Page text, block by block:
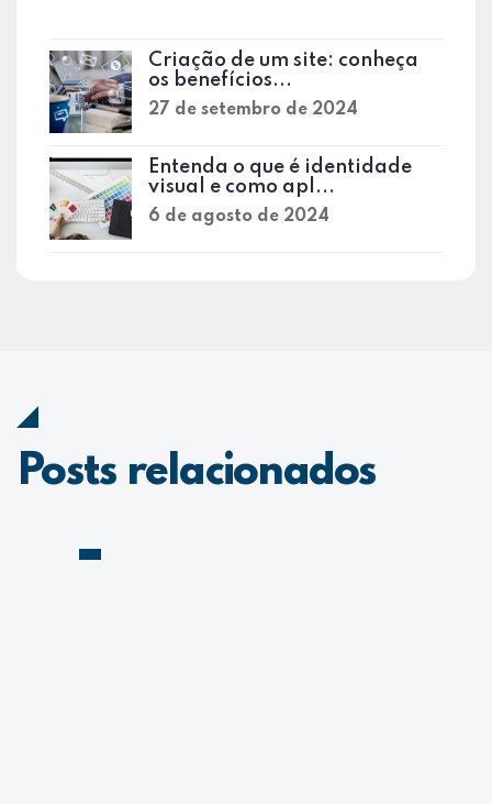
Criação de um site: conheça
os benefícios...
27 de setembro de 2024
Entenda o que é identidade
visual e como apl...
6 de agosto de 2024
Posts relacionados